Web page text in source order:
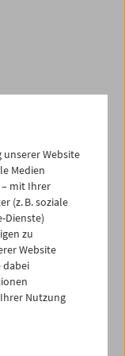
an die Stelle
sein
des Lichts
von
und James
Filmemachen
er „ultra-
Partituren
folgen
Website
Medien
mit Ihrer
(z. B. soziale
Dienste)
zu
Website
dabei
Nutzung